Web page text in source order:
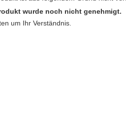
wurde noch nicht genehmigt.
um Ihr Verständnis.